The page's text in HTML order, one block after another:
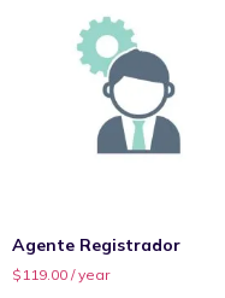
Agente Registrador
$119.00 / year